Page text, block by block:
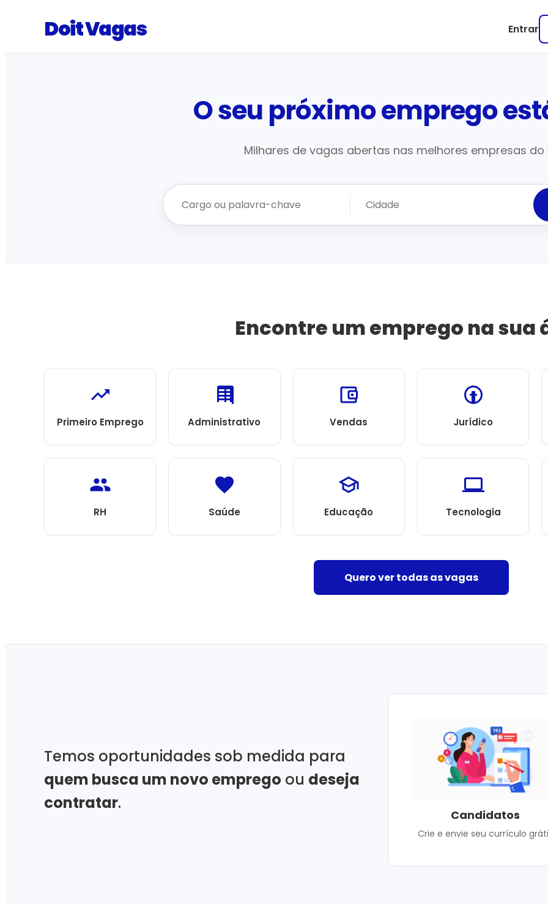
Doit Vagas Entrar
O seu próximo emprego
Milhares de vagas abertas nas melhores empresas do
Encontre um emprego na sua
Primeiro Emprego Administrativo Vendas Jurídico
RH Saúde Educação Tecnologia
Quero ver todas as vagas
Temos oportunidades sob medida para
quem busca um novo emprego ou deseja
contratar.
Candidatos
Crie e envie seu currículo